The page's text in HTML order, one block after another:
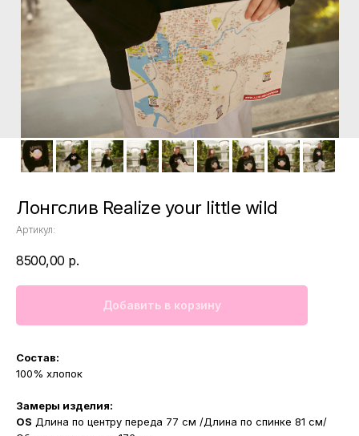
Лонгслив Realize your little wild
Артикул:
8500,00 р.
Добавить в корзину
Состав:
100% хлопок
Замеры изделия:
OS Длина по центру переда 77 см /Длина по спинке 81 см/